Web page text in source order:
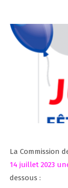
La Commission
14 juillet 2023
dessous :